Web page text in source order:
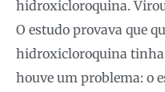
hidroxicloroquina.
O estudo provava que
hidroxicloroquina tinha
houve um problema: o